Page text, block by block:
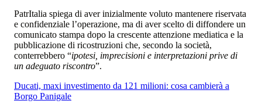
PatrItalia spiega di aver inizialmente voluto mantenere riservata
e confidenziale l’operazione, ma di aver scelto di diffondere un
comunicato stampa dopo la crescente attenzione mediatica e la
pubblicazione di ricostruzioni che, secondo la società,
conterrebbero “ipotesi, imprecisioni e interpretazioni prive di
un adeguato riscontro”.
Ducati, maxi investimento da 121 milioni: cosa cambierà a
Borgo Panigale